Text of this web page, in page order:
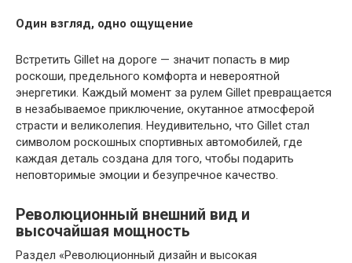
Один взгляд, одно ощущение
Встретить Gillet на дороге — значит попасть в мир
роскоши, предельного комфорта и невероятной
энергетики. Каждый момент за рулем Gillet превращается
в незабываемое приключение, окутанное атмосферой
страсти и великолепия. Неудивительно, что Gillet стал
символом роскошных спортивных автомобилей, где
каждая деталь создана для того, чтобы подарить
неповторимые эмоции и безупречное качество.
Революционный внешний вид и
высочайшая мощность
Раздел «Революционный дизайн и высокая